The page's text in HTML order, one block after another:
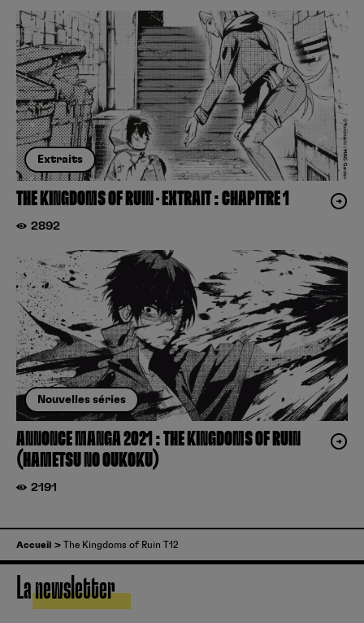
Extraits
THE KINGDOMS OF RUIN – EXTRAIT : CHAPITRE 1
2892
Nouvelles séries
ANNONCE MANGA 2021 : THE KINGDOMS OF RUIN
(HAMETSU NO OUKOKU)
2191
Accueil The Kingdoms of Ruin T12
La newsletter